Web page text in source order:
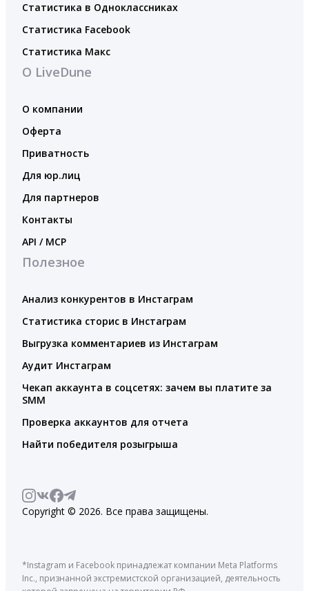
Статистика в Одноклассниках
Статистика Facebook
Статистика Макс
О LiveDune
О компании
Оферта
Приватность
Для юр.лиц
Для партнеров
Контакты
API / MCP
Полезное
Анализ конкурентов в Инстаграм
Статистика сторис в Инстаграм
Выгрузка комментариев из Инстаграм
Аудит Инстаграм
Чекап аккаунта в соцсетях: зачем вы платите за
SMM
Проверка аккаунтов для отчета
Найти победителя розыгрыша
Copyright © 2026. Все права защищены.
*Instagram и Facebook принадлежат компании Meta Platforms
Inc., признанной экстремистской организацией, деятельность